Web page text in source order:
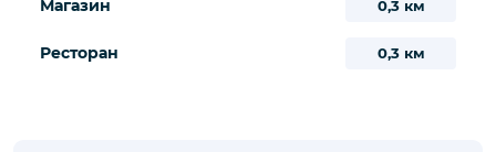
Магазин 0,3 км
Ресторан 0,3 км